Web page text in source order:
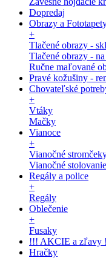
Dopredaj
Obrazy a
+
Tlačené obrazy -
Tlačené obrazy -
Ručne maľované
Pravé kožušiny -
Chovateľské
+
Vtáky
Mačky
Vianoce
+
Vianočné
Vianočné stolovanie
Regály a police
+
Regály
Oblečenie
+
Fusaky
!!! AKCIE a zľavy
Hračky